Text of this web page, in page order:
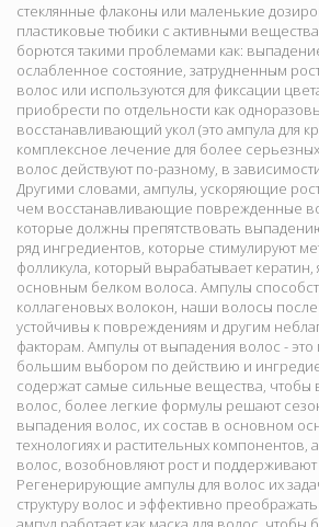
стеклянные флаконы или маленькие
пластиковые тюбики с активными
борются такими проблемами как:
ослабленное состояние, затрудненным
волос или используются для фиксации
приобрести по отдельности как
восстанавливающий укол (это ампула для
комплексное лечение для более
волос действуют по-разному, в
Другими словами, ампулы, ускоряющие
чем восстанавливающие поврежденные
которые должны препятствовать
ряд ингредиентов, которые стимулируют
фолликула, который вырабатывает
основным белком волоса. Ампулы
коллагеновых волокон, наши волосы
устойчивы к повреждениям и другим
факторам. Ампулы от выпадения волос -
большим выбором по действию и
содержат самые сильные вещества, чтобы
волос, более легкие формулы решают
выпадения волос, их состав в основном
технологиях и растительных компонентов,
волос, возобновляют рост и
Регенерирующие ампулы для волос их
структуру волос и эффективно